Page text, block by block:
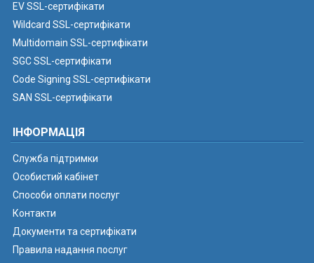
EV SSL-сертифікати
Wildcard SSL-сертифікати
Multidomain SSL-сертифікати
SGC SSL-сертифікати
Code Signing SSL-сертифікати
SAN SSL-сертифікати
ІНФОРМАЦІЯ
Служба підтримки
Особистий кабінет
Способи оплати послуг
Контакти
Документи та сертифікати
Правила надання послуг